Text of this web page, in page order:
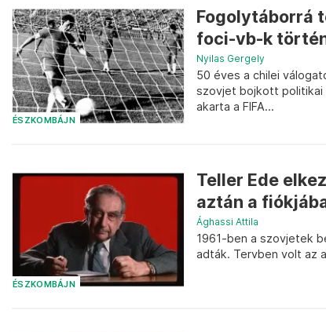
ÉSZKOMBÁJN
Fogolytáborrá
foci-vb-k
Nyilas Gergely
50 éves a chilei
szovjet bojkott politikai
akarta a FIFA...
ÉSZKOMBÁJN
Teller Ede
aztán a
Ághassi Attila
1961-ben a szovjetek
adták. Tervben volt az